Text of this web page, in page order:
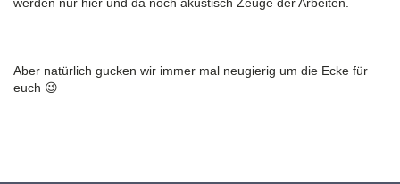
Aber natürlich gucken wir immer mal neugierig um die Ecke für
euch 😉